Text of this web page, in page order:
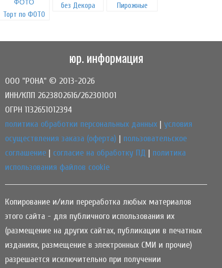
Торт по ФОТО
без Декора Пирожные
юр. информация
ООО "РОНА" © 2013-2026
ИНН/КПП 2623802616/262301001
ОГРН 1132651012394
политика обработки персональных данных | условия
осуществления заказа (оферта) | пользовательское
соглашение | согласие на обработку ПД | политика
использования файлов cookie
Копирование и/или переработка любых материалов
этого сайта - для публичного использования их
(размещение на других сайтах, публикации в печатных
изданиях, размещение в электронных СМИ и прочие)
разрешается исключительно при получении